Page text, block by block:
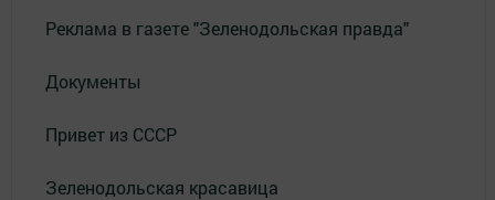
Реклама в газете "Зеленодольская правда"
Документы
Привет из СССР
Зеленодольская красавица